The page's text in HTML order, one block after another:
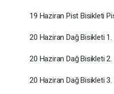
19 Haziran Pist Bisikleti
20 Haziran Dağ Bisikleti 1.
20 Haziran Dağ Bisikleti 2.
20 Haziran Dağ Bisikleti 3.